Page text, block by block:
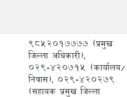
९८५२०१७७७७ (प्रमुख
जिल्ला अधिकारी),
०२९-४२०७१५ (कार्यालय/
निवास), ०२९-४२०२७९
(सहायक प्रमुख जिल्ला